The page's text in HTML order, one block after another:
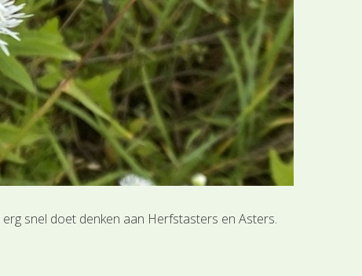
snel doet denken aan Herfstasters en Asters.